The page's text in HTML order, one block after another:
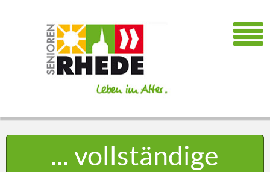
... vollständige